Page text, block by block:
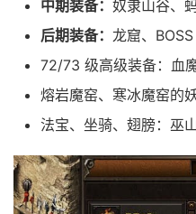
中期装备： 奴隶山谷、
后期装备： 龙窟、
72/73 级高级装备：血
熔岩魔窑、寒冰魔窑的
法宝、坐骑、翅膀：巫